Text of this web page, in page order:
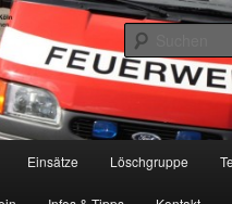
LG RD
Köln, Löschgruppe
Einsätze Löschgruppe